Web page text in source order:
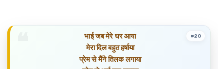
भाई जब मेरे घर आया
मेरा दिल बहुत हर्षाया
प्रेम से मैंने तिलक लगाया
#20